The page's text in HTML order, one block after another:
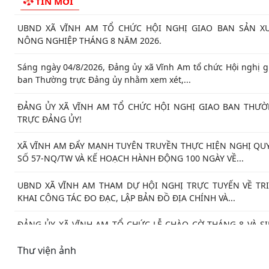
TIN MỚI
NGƯỜI DÂN TUYỆT ĐỐI KHÔNG CHỦ QUAN!
ĐỊA CHỈ ĐỎ TRÊN QUÊ HƯƠNG VĨNH AM – NƠI THÀNH LẬP
BỘ ĐẢNG CỘNG SẢN ĐẦU TIÊN CỦA HUYỆN VĨNH BẢO.
THƯ CẢM ƠN Về việc ủng hộ Quỹ "Đền ơn đáp nghĩa" năm
UBND XÃ VĨNH AM TỔ CHỨC HỘI NGHỊ GIAO BAN SẢN
NÔNG NGHIỆP THÁNG 8 NĂM 2026.
Sáng ngày 04/8/2026, Đảng ủy xã Vĩnh Am tổ chức Hội nghị
ban Thường trực Đảng ủy nhằm xem xét,...
ĐẢNG ỦY XÃ VĨNH AM TỔ CHỨC HỘI NGHỊ GIAO BAN
TRỰC ĐẢNG ỦY!
XÃ VĨNH AM ĐẨY MẠNH TUYÊN TRUYỀN THỰC HIỆN NGHỊ
UBND XÃ VĨNH AM THAM DỰ HỘI NGHỊ TRỰC TUYẾN VỀ